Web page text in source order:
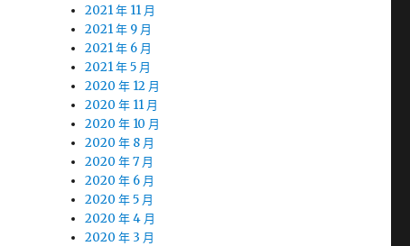
2021 年 11 月
2021 年 9 月
2021 年 6 月
2021 年 5 月
2020 年 12 月
2020 年 11 月
2020 年 10 月
2020 年 8 月
2020 年 7 月
2020 年 6 月
2020 年 5 月
2020 年 4 月
2020 年 3 月